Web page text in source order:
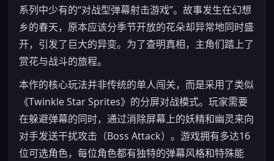
系列中少有的“对战型弹幕射击游戏”。故事发生在幻想
乡的春天，原本应该分季节开放的花朵却异常地同时盛
开，引发了巨大的异变。为了查明真相，主角们踏上了
赏花与战斗的旅程。
本作的核心玩法并非传统的单人闯关，而是采用了类似
《Twinkle Star Sprites》的分屏对战模式。玩家需要
在躲避弹幕的同时，通过消除屏幕上的妖精和幽灵来向
对手发送干扰攻击（Boss Attack）。游戏拥有多达16
位可选角色，每位角色都有独特的弹幕风格和特殊能